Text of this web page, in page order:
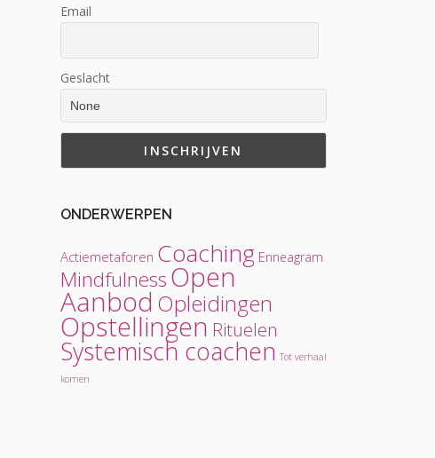
Email
Geslacht
ONDERWERPEN
Actiemetaforen Coaching Enneagram
MindfulnessOpen
Aanbod Opleidingen
Opstellingen Rituelen
Systemisch coachen Tot verhaal
komen